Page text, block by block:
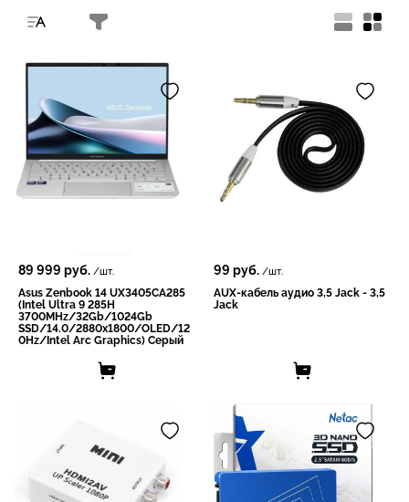
89 999 руб. /шт.
Asus Zenbook 14 UX3405CA285
(Intel Ultra 9 285H
3700MHz/32Gb/1024Gb
SSD/14.0/2880х1800/OLED/12
0Hz/Intеl Arc Grарhiсs) Серый
99 руб. /шт.
AUX-кабель аудио 3,5 Jack - 3,5
Jack